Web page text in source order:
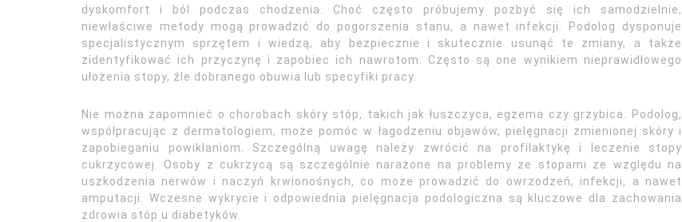
dyskomfort i ból podczas chodzenia. Choć często próbujemy pozbyć się ich samodzielnie,
niewłaściwe metody mogą prowadzić do pogorszenia stanu, a nawet infekcji. Podolog dysponuje
specjalistycznym sprzętem i wiedzą, aby bezpiecznie i skutecznie usunąć te zmiany, a także
zidentyfikować ich przyczynę i zapobiec ich nawrotom. Często są one wynikiem nieprawidłowego
ułożenia stopy, źle dobranego obuwia lub specyfiki pracy.
Nie można zapomnieć o chorobach skóry stóp, takich jak łuszczyca, egzema czy grzybica. Podolog,
współpracując z dermatologiem, może pomóc w łagodzeniu objawów, pielęgnacji zmienionej skóry i
zapobieganiu powikłaniom. Szczególną uwagę należy zwrócić na profilaktykę i leczenie stopy
cukrzycowej. Osoby z cukrzycą są szczególnie narażone na problemy ze stopami ze względu na
uszkodzenia nerwów i naczyń krwionośnych, co może prowadzić do owrzodzeń, infekcji, a nawet
amputacji. Wczesne wykrycie i odpowiednia pielęgnacja podologiczna są kluczowe dla zachowania
zdrowia stóp u diabetyków.